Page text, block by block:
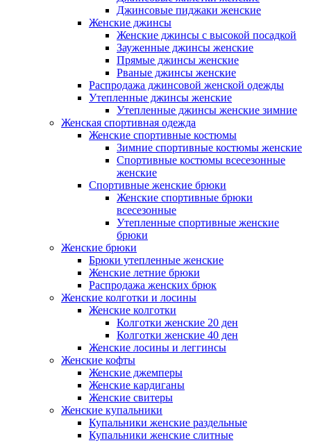
Джинсовые пиджаки женские
Женские джинсы
Женские джинсы с высокой посадкой
Зауженные джинсы женские
Прямые джинсы женские
Рваные джинсы женские
Распродажа джинсовой женской одежды
Утепленные джинсы женские
Утепленные джинсы женские зимние
Женская спортивная одежда
Женские спортивные костюмы
Зимние спортивные костюмы женские
Спортивные костюмы всесезонные
женские
Спортивные женские брюки
Женские спортивные брюки
всесезонные
Утепленные спортивные женские
брюки
Женские брюки
Брюки утепленные женские
Женские летние брюки
Распродажа женских брюк
Женские колготки и лосины
Женские колготки
Колготки женские 20 ден
Колготки женские 40 ден
Женские лосины и леггинсы
Женские кофты
Женские джемперы
Женские кардиганы
Женские свитеры
Женские купальники
Купальники женские раздельные
Купальники женские слитные